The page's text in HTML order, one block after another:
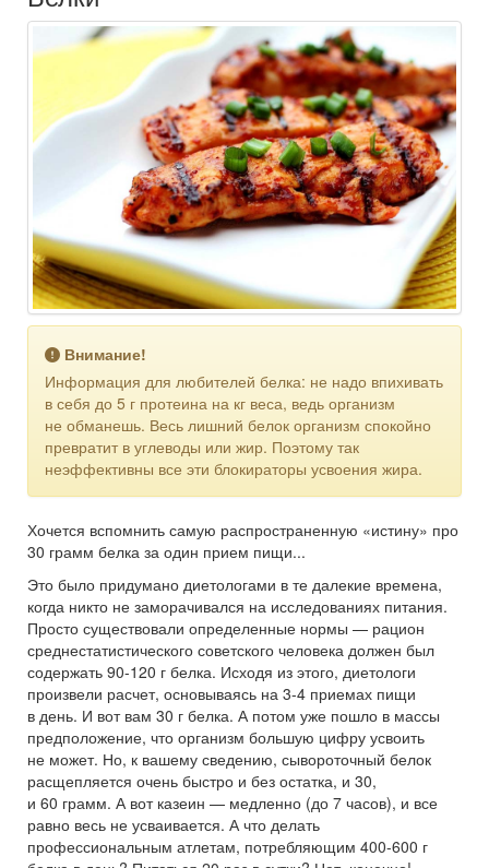
Внимание!
Информация для любителей белка: не надо впихивать
в себя до 5 г протеина на кг веса, ведь организм
не обманешь. Весь лишний белок организм спокойно
превратит в углеводы или жир. Поэтому так
неэффективны все эти блокираторы усвоения жира.
Хочется вспомнить самую распространенную «истину» про
30 грамм белка за один прием пищи...
Это было придумано диетологами в те далекие времена,
когда никто не заморачивался на исследованиях питания.
Просто существовали определенные нормы — рацион
среднестатистического советского человека должен был
содержать 90-120 г белка. Исходя из этого, диетологи
произвели расчет, основываясь на 3-4 приемах пищи
в день. И вот вам 30 г белка. А потом уже пошло в массы
предположение, что организм большую цифру усвоить
не может. Но, к вашему сведению, сывороточный белок
расщепляется очень быстро и без остатка, и 30,
и 60 грамм. А вот казеин — медленно (до 7 часов), и все
равно весь не усваивается. А что делать
профессиональным атлетам, потребляющим 400-600 г